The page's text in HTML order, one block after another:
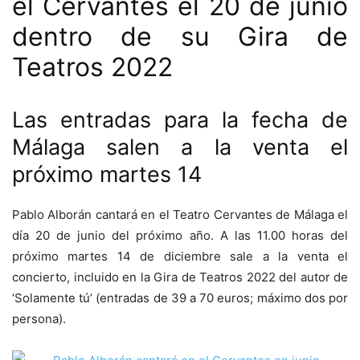
dentro de su Gira de
Teatros 2022
Las entradas para la fecha de
Málaga salen a la venta el
próximo martes 14
Pablo Alborán cantará en el Teatro Cervantes de Málaga el
día 20 de junio del próximo año. A las 11.00 horas del
próximo martes 14 de diciembre sale a la venta el
concierto, incluido en la Gira de Teatros 2022 del autor de
‘Solamente tú’ (entradas de 39 a 70 euros; máximo dos por
persona).